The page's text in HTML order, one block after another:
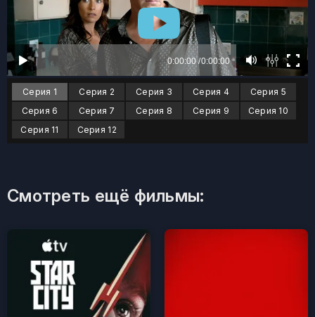
Серия 1 Серия 2 Серия 3 Серия 4
Серия 5
Серия 6
Серия 7 Серия 8 Серия 9
Серия 10
Серия 11
Серия 12
Смотреть ещё фильмы: